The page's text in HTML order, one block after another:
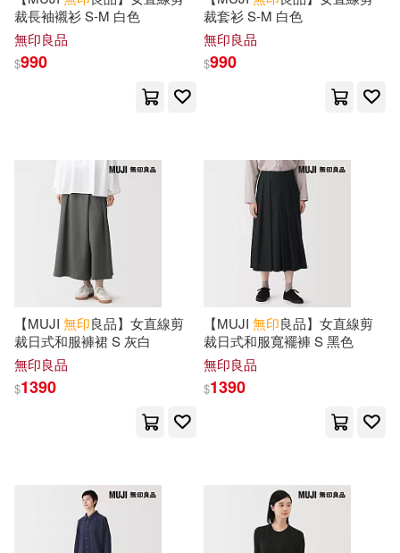
裁長袖襯衫 S-M 白色
無印良品
$990
裁套衫 S-M 白色
無印良品
$990
【MUJI 無印良品】女直線剪
裁日式和服褲裙 S 灰白
無印良品
$1390
【MUJI 無印良品】女直線剪
裁日式和服寬襬褲 S 黑色
無印良品
$1390